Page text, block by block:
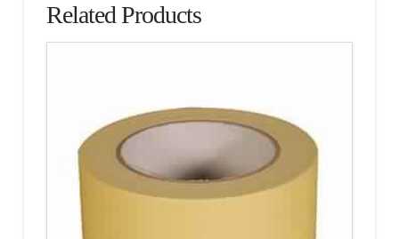
Related Products